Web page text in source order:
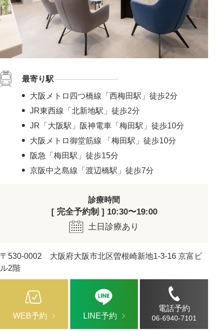
最寄り駅
大阪メトロ四つ橋線「西梅田駅」徒歩2分
JR東西線「北新地駅」徒歩2分
JR「大阪駅」阪神電車「梅田駅」徒歩10分
大阪メトロ御堂筋線 「梅田駅」徒歩10分
阪急「梅田駅」徒歩15分
京阪中之島線「渡辺橋駅」徒歩7分
診療時間
[ 完全予約制 ] 10:30〜19:00
土日診療あり
〒530-0002 大阪府大阪市北区曽根崎新地1-3-16 京富ビ
ル2階
WEB予約 LINE予約
電話予約
06-6940-7101